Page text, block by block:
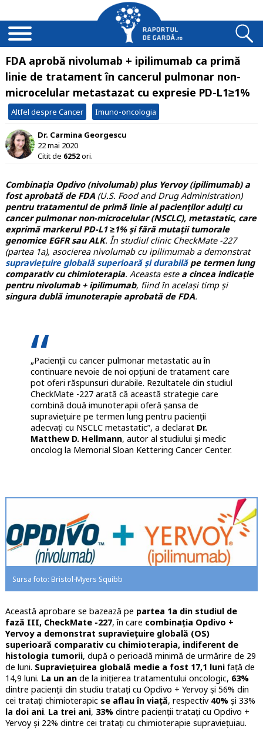
FDA aprobă nivolumab + ipilimumab ca primă
linie de tratament în cancerul pulmonar non-
microcelular metastazat cu expresie PD-L1≥1%
Altfel despre Cancer Imuno-oncologia
Dr. Carmina Georgescu
22 mai 2020
Citit de 6252ori.
Combinația Opdivo (nivolumab) plus Yervoy (ipilimumab) a
fost aprobată de FDA(U.S. Food and Drug Administration)
pentru tratamentul de primă linie al pacienților adulți cu
cancer pulmonar non-microcelular (NSCLC), metastatic, care
exprimă markerul PD-L1 ≥1% și fără mutații tumorale
genomice EGFR sau ALK. În studiul clinic CheckMate -227
(partea 1a), asocierea nivolumab cu ipilimumab a demonstrat
supraviețuire globală superioară și durabilăpe termen lung
comparativ cu chimioterapia. Aceasta este a cincea indicație
pentru nivolumab + ipilimumab, fiind în același timp și
singura dublă imunoterapie aprobată de FDA.
„Pacienții cu cancer pulmonar metastatic au în
continuare nevoie de noi opțiuni de tratament care
pot oferi răspunsuri durabile. Rezultatele din studiul
CheckMate -227 arată că această strategie care
combină două imunoterapii oferă șansa de
supraviețuire pe termen lung pentru pacienții
adecvați cu NSCLC metastatic”, a declarat Dr.
Matthew D. Hellmann, autor al studiului și medic
oncolog la Memorial Sloan Kettering Cancer Center.
Sursa foto: Bristol-Myers Squibb
Această aprobare se bazează pe partea 1a din studiul de
fază III, CheckMate -227, în care combinația Opdivo +
Yervoy a demonstrat supraviețuire globală (OS)
superioară comparativ cu chimioterapia, indiferent de
histologia tumorii, după o perioadă minimă de urmărire de 29
de luni. Supraviețuirea globală medie a fost 17,1 lunifață de
14,9 luni. La un ande la inițierea tratamentului oncologic, 63%
dintre pacienții din studiu tratați cu Opdivo + Yervoy și 56% din
cei tratați chimioterapic se aflau în viață, respectiv40%și 33%
la doi ani. La trei ani, 33%dintre pacienții tratați cu Opdivo +
Yervoy și 22% dintre cei tratați cu chimioterapie supraviețuiau.